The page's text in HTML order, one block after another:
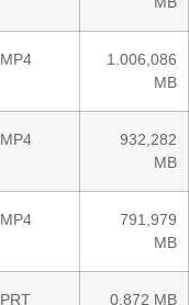
MP4
1.006,086
MB
MP4
932,282
MB
MP4
791,979
MB
PRT 0,872 MB